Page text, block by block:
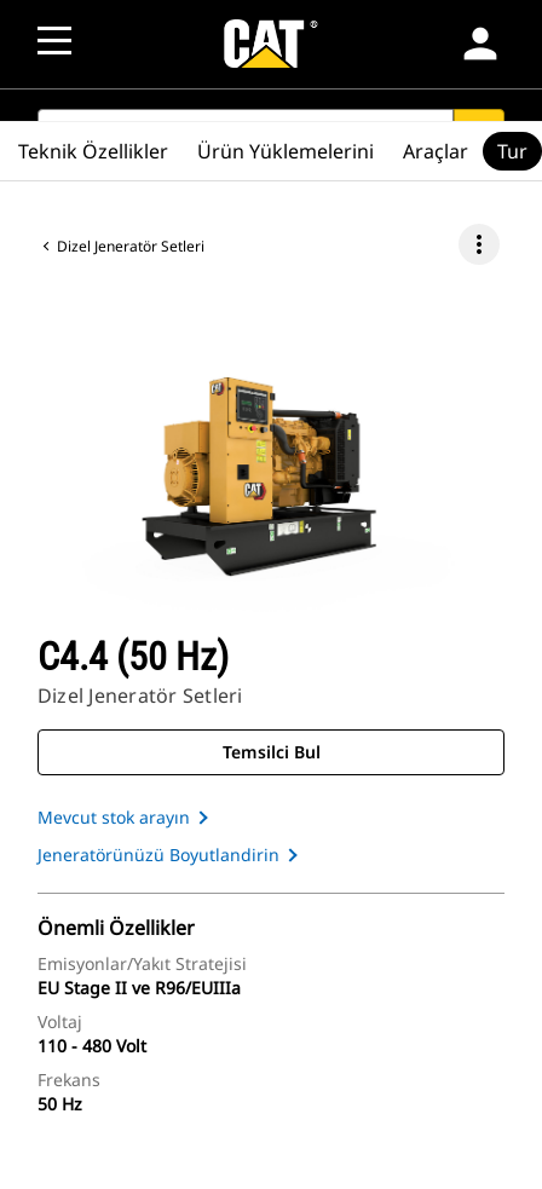
person
SEARCH search
Dizel Jeneratör Setleri more_vert
C4.4 (50 Hz)
Dizel Jeneratör Setleri
Temsilci Bul
Mevcut stok arayın
Jeneratörünüzü Boyutlandirin
Önemli Özellikler
Emisyonlar/Yakıt Stratejisi
EU Stage II ve R96/EUIIIa
Voltaj
110 - 480 Volt
Frekans
50 Hz
Teknik Özellikler Ürün Yüklemelerini Araçlar Tur